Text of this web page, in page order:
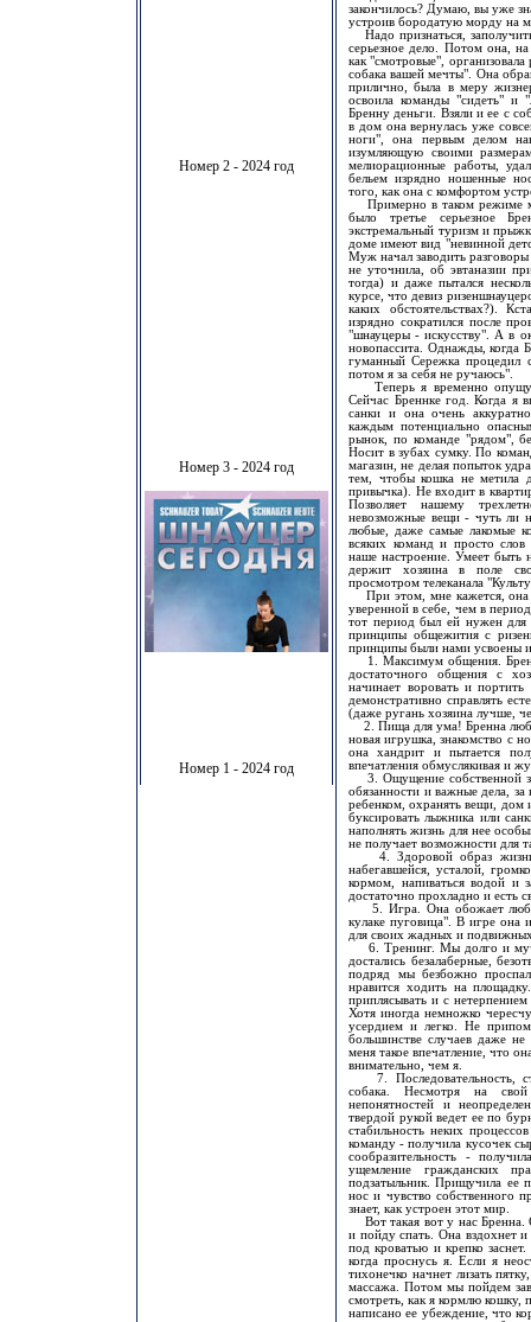
Номер 2 - 2024 год
Номер 3 - 2024 год
Номер 1 - 2024 год
закончилось? Думаю, вы уже
устроив бородатую морду на
Надо признаться,
серьезное дело. Потом она,
как "смотровые",
собака вашей мечты". Она
прилично, была в меру
освоила команды "сидеть" и
Бренну деньги. Взяли и ее с
в дом она вернулась уже
ноги", она первым делом
изумляющую своими
мелиорационные работы,
бельем изрядно ношенные
того, как она с комфортом
Примерно в таком режиме
было третье серьезное
экстремальный туризм и
доме имеют вид "невинной
Муж начал заводить
не уточнила, об эвтаназии
тогда) и даже пытался
курсе, что девиз
каких обстоятельствах?).
изрядно сократился после
"шнауцеры - искусству". А в
новопассита. Однажды, когда
гуманный Сережка процедил
потом я за себя не ручаюсь".
Теперь я временно опущу
Сейчас Бреннке год. Когда я
санки и она очень
каждым потенциально
рынок, по команде "рядом",
Носит в зубах сумку. По
магазин, не делая попыток
тем, чтобы кошка не метила
привычка). Не входит в
Позволяет нашему
невозможные вещи - чуть ли
любые, даже самые лакомые
всяких команд и просто
наше настроение. Умеет быть
держит хозяина в поле
просмотром телеканала
При этом, мне кажется, она
уверенной в себе, чем в
тот период был ей нужен для
принципы общежития с
принципы были нами усвоены
1. Максимум общения.
достаточного общения с
начинает воровать и
демонстративно справлять
(даже ругань хозяина лучше,
2. Пища для ума! Бренна
новая игрушка, знакомство с
она хандрит и пытается
впечатления обмуслякивая и
3. Ощущение собственной
обязанности и важные дела, за
ребенком, охранять вещи, дом
буксировать лыжника или
наполнять жизнь для нее
не получает возможности для
4. Здоровой образ
набегавшейся, усталой,
кормом, напиваться водой и
достаточно прохладно и есть
5. Игра. Она обожает
кулаке пуговица". В игре она
для своих жадных и
6. Тренинг. Мы долго и
достались безалаберные,
подряд мы безбожно
нравится ходить на
приплясывать и с
Хотя иногда немножко
усердием и легко. Не
большинстве случаев даже
меня такое впечатление, что
внимательно, чем я.
7. Последовательность,
собака. Несмотря на
непонятностей и
твердой рукой ведет ее по
стабильность неких
команду - получила кусочек
сообразительность -
ущемление гражданских
подзатыльник. Прищучила ее
нос и чувство собственного
знает, как устроен этот мир.
Вот такая вот у нас Бренна.
и пойду спать. Она вздохнет
под кроватью и крепко
когда проснусь я. Если я
тихонечко начнет лизать
массажа. Потом мы пойдем
смотреть, как я кормлю кошку,
написано ее убеждение, что